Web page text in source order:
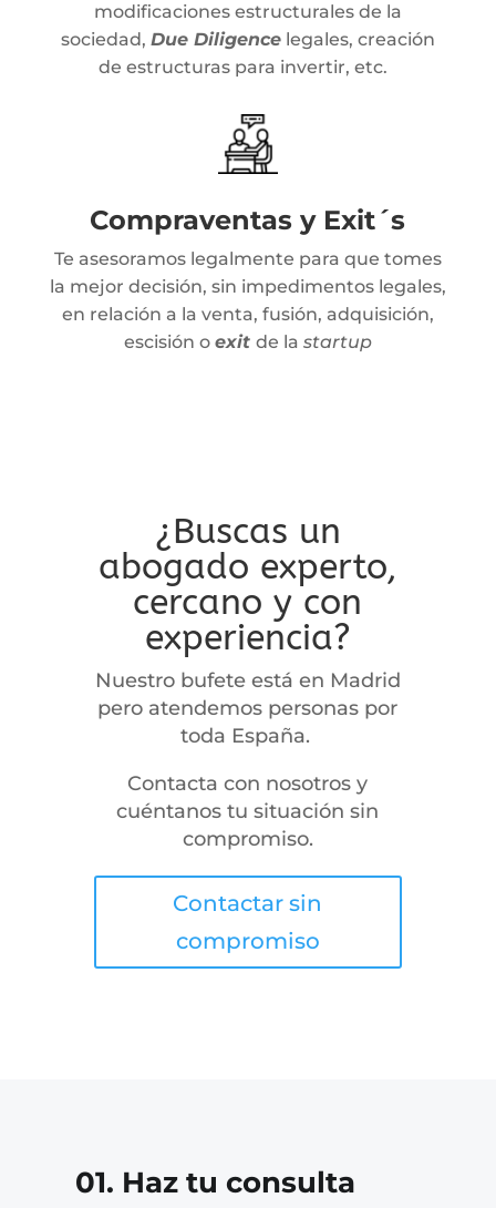
modificaciones estructurales de la
sociedad, Due Diligencelegales, creación
de estructuras para invertir, etc.
Compraventas y Exit´s
Te asesoramos legalmente para que tomes
la mejor decisión, sin impedimentos legales,
en relación a la venta, fusión, adquisición,
escisión o exit de la startup
¿Buscas un
abogado experto,
cercano y con
experiencia?
Nuestro bufete está en Madrid
pero atendemos personas por
toda España.
Contacta con nosotros y
cuéntanos tu situación sin
compromiso.
Contactar sin
compromiso
01. Haz tu consulta